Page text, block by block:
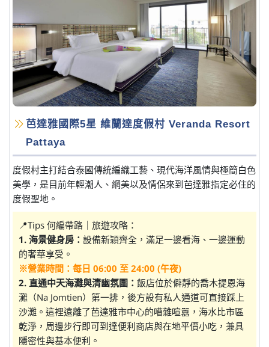
芭達雅國際5星 維蘭達度假村 Veranda Resort
Pattaya
度假村主打結合泰國傳統編織工藝、現代海洋風情與極簡白色
美學，是目前年輕潮人、網美以及情侶來到芭達雅指定必住的
度假聖地。
📍Tips 何編帶路｜旅遊攻略：
1. 海景健身房： 設備新穎齊全，滿足一邊看海、一邊運動
的奢華享受。
※營業時間：每日 06:00 至 24:00 (午夜)
2. 直通中天海灘與清幽氛圍： 飯店位於僻靜的喬木提恩海
灘（Na Jomtien）第一排，後方設有私人通道可直接踩上
沙灘。這裡遠離了芭達雅市中心的嘈雜喧囂，海水比市區
乾淨，周邊步行即可到達便利商店與在地平價小吃，兼具
隱密性與基本便利。